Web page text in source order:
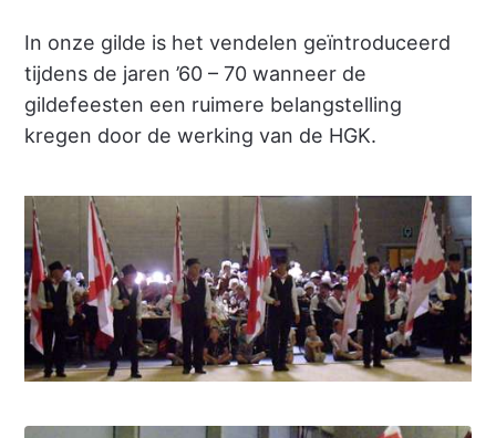
In onze gilde is het vendelen geïntroduceerd
tijdens de jaren ’60 – 70 wanneer de
gildefeesten een ruimere belangstelling
kregen door de werking van de HGK.